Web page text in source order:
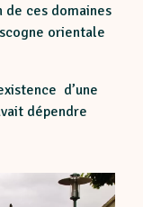
de ces domaines
orientale
d’une
dépendre